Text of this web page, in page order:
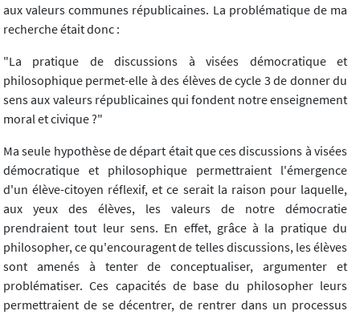
aux valeurs communes républicaines. La problématique de ma
recherche était donc :
"La pratique de discussions à visées démocratique et
philosophique permet-elle à des élèves de cycle 3 de donner du
sens aux valeurs républicaines qui fondent notre enseignement
moral et civique ?"
Ma seule hypothèse de départ était que ces discussions à visées
démocratique et philosophique permettraient l'émergence
d'un élève-citoyen réflexif, et ce serait la raison pour laquelle,
aux yeux des élèves, les valeurs de notre démocratie
prendraient tout leur sens. En effet, grâce à la pratique du
philosopher, ce qu'encouragent de telles discussions, les élèves
sont amenés à tenter de conceptualiser, argumenter et
problématiser. Ces capacités de base du philosopher leurs
permettraient de se décentrer, de rentrer dans un processus